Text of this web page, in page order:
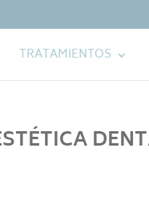
TRATAMIENTOS